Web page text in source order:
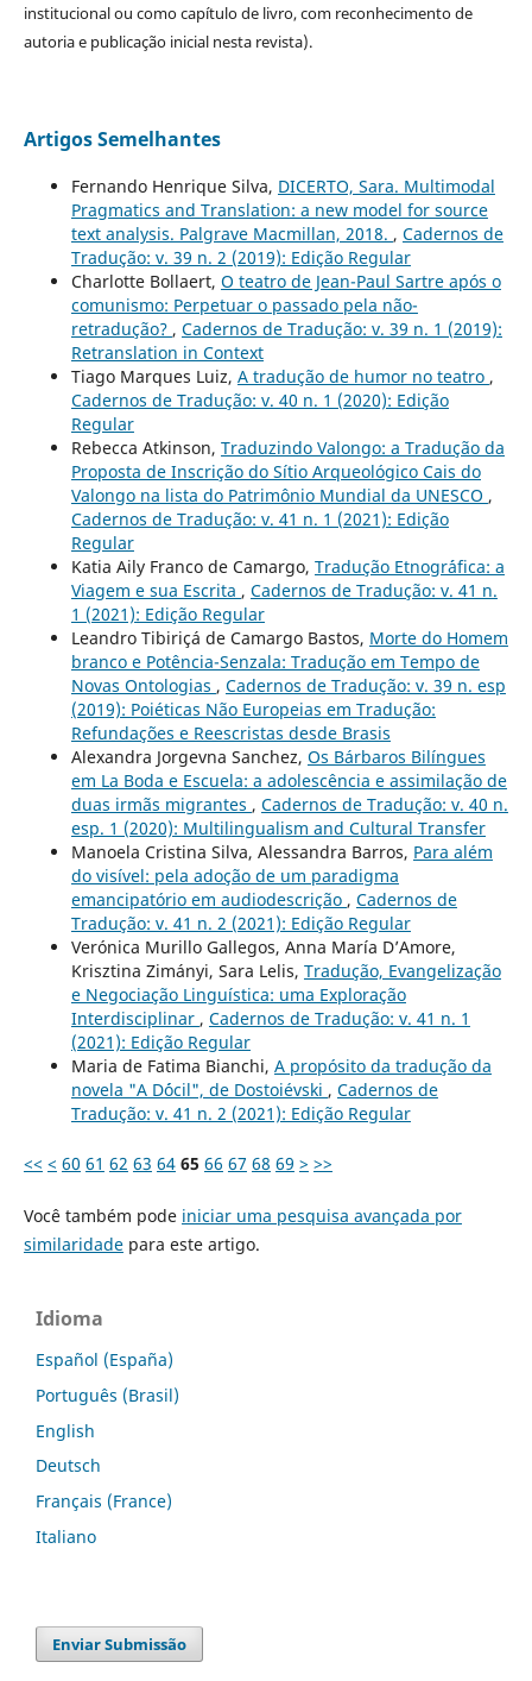
institucional ou como capítulo de livro, com reconhecimento de
autoria e publicação inicial nesta revista).
Artigos Semelhantes
Fernando Henrique Silva, DICERTO, Sara. Multimodal
Pragmatics and Translation: a new model for source
text analysis. Palgrave Macmillan, 2018. , Cadernos de
Tradução: v. 39 n. 2 (2019): Edição Regular
Charlotte Bollaert, O teatro de Jean-Paul Sartre após o
comunismo: Perpetuar o passado pela não-
retradução? , Cadernos de Tradução: v. 39 n. 1 (2019):
Retranslation in Context
Tiago Marques Luiz, A tradução de humor no teatro ,
Cadernos de Tradução: v. 40 n. 1 (2020): Edição
Regular
Rebecca Atkinson, Traduzindo Valongo: a Tradução da
Proposta de Inscrição do Sítio Arqueológico Cais do
Valongo na lista do Patrimônio Mundial da UNESCO ,
Cadernos de Tradução: v. 41 n. 1 (2021): Edição
Regular
Katia Aily Franco de Camargo, Tradução Etnogr´´afica: a
Viagem e sua Escrita , Cadernos de Tradução: v. 41 n.
1 (2021): Edição Regular
Leandro Tibiriçá de Camargo Bastos, Morte do Homem
branco e Potência-Senzala: Tradução em Tempo de
Novas Ontologias , Cadernos de Tradução: v. 39 n. esp
(2019): Poiéticas Não Europeias em Tradução:
Refundações e Reescristas desde Brasis
Alexandra Jorgevna Sanchez, Os Bárbaros Bilíngues
em La Boda e Escuela: a adolescência e assimilação de
duas irmãs migrantes , Cadernos de Tradução: v. 40 n.
esp. 1 (2020): Multilingualism and Cultural Transfer
Manoela Cristina Silva, Alessandra Barros, Para além
do visível: pela adoção de um paradigma
emancipatório em audiodescrição , Cadernos de
Tradução: v. 41 n. 2 (2021): Edição Regular
Verónica Murillo Gallegos, Anna María D’Amore,
Krisztina Zimányi, Sara Lelis, Tradução, Evangelização
e Negociação Linguística: uma Exploração
Interdisciplinar , Cadernos de Tradução: v. 41 n. 1
(2021): Edição Regular
Maria de Fatima Bianchi, A propósito da tradução da
novela "A D´ócil", de Dostoiévski , Cadernos de
Tradução: v. 41 n. 2 (2021): Edição Regular
<< < 60 61 62 63 64 65 66 67 68 69 > >>
Você também pode iniciar uma pesquisa avançada por
similaridadepara este artigo.
Idioma
Español (España)
Português (Brasil)
English
Deutsch
Français (France)
Italiano
Enviar Submissão